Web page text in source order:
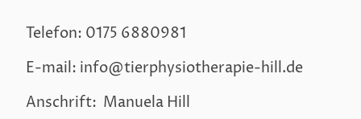
Telefon: 0175 6880981
E-mail: info@tierphysiotherapie-hill.de
Anschrift: Manuela Hill